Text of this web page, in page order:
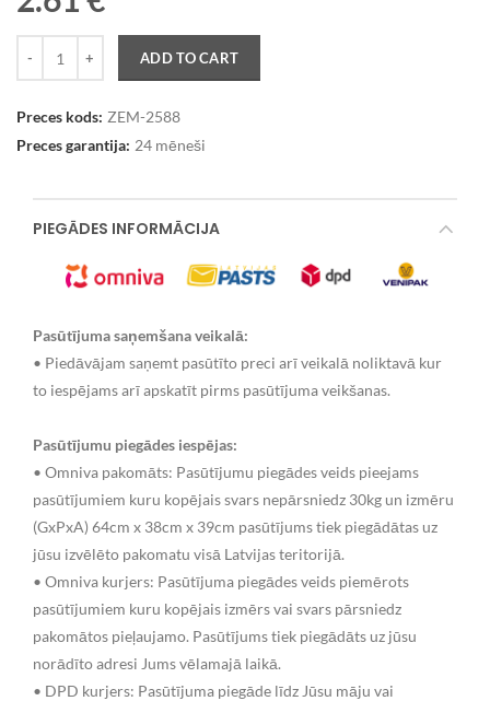
ADD TO CART
Preces kods: ZEM-2588
Preces garantija: 24 mēneši
PIEGĀDES INFORMĀCIJA
Pasūtījuma saņemšana veikalā:
• Piedāvājam saņemt pasūtīto preci arī veikalā noliktavā kur
to iespējams arī apskatīt pirms pasūtījuma veikšanas.
Pasūtījumu piegādes iespējas:
• Omniva pakomāts: Pasūtījumu piegādes veids pieejams
pasūtījumiem kuru kopējais svars nepārsniedz 30kg un izmēru
(GxPxA) 64cm x 38cm x 39cm pasūtījums tiek piegādātas uz
jūsu izvēlēto pakomatu visā Latvijas teritorijā.
• Omniva kurjers: Pasūtījuma piegādes veids piemērots
pasūtījumiem kuru kopējais izmērs vai svars pārsniedz
pakomātos pieļaujamo. Pasūtījums tiek piegādāts uz jūsu
norādīto adresi Jums vēlamajā laikā.
• DPD kurjers: Pasūtījuma piegāde līdz Jūsu māju vai